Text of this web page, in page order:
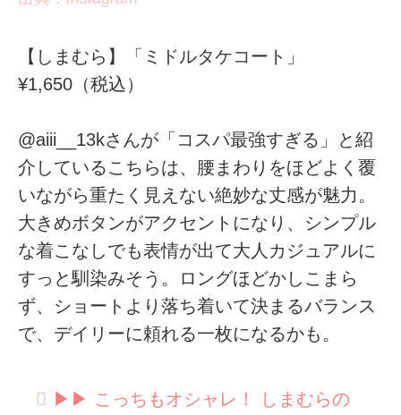
【しまむら】「ミドルタケコート」
¥1,650（税込）
@aiii__13kさんが「コスパ最強すぎる」と紹
介しているこちらは、腰まわりをほどよく覆
いながら重たく見えない絶妙な丈感が魅力。
大きめボタンがアクセントになり、シンプル
な着こなしでも表情が出て大人カジュアルに
すっと馴染みそう。ロングほどかしこまら
ず、ショートより落ち着いて決まるバランス
で、デイリーに頼れる一枚になるかも。
▶︎▶︎ こっちもオシャレ！ しまむらの